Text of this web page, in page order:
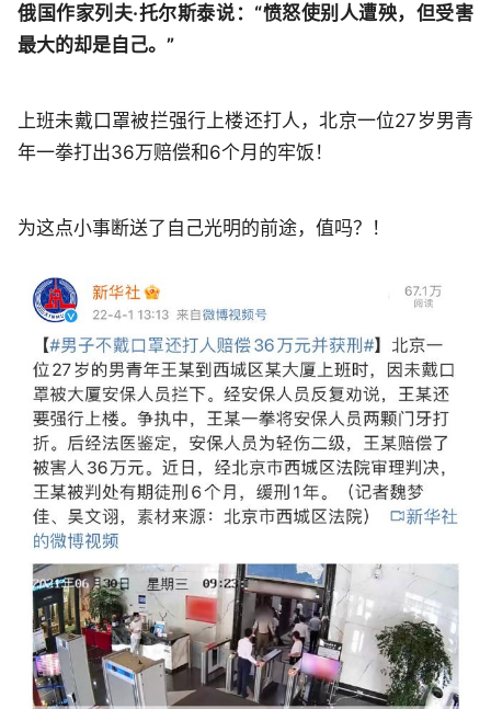
俄国作家列夫·托尔斯泰说：“愤怒使别人遭殃，但受害
最大的却是自己。”
上班未戴口罩被拦强行上楼还打人，北京一位27岁男青
年一拳打出36万赔偿和6个月的牢饭！
为这点小事断送了自己光明的前途，值吗？！